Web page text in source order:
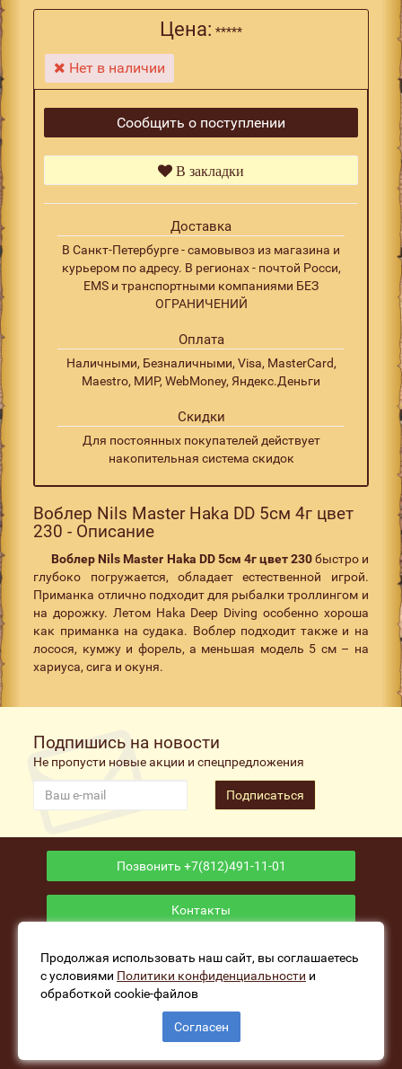
Цена: *****
Нет в наличии
Сообщить о поступлении
В закладки
Доставка
В Санкт-Петербурге - самовывоз из магазина и
курьером по адресу. В регионах - почтой Росси,
EMS и транспортными компаниями БЕЗ
ОГРАНИЧЕНИЙ
Оплата
Наличными, Безналичными, Visa, MasterCard,
Maestro, МИР, WebMoney, Яндекс.Деньги
Скидки
Для постоянных покупателей действует
накопительная система скидок
Воблер Nils Master Haka DD 5см 4г цвет
230 - Описание
Воблер Nils Master Haka DD5см 4г цвет 230быстро и
глубоко погружается, обладает естественной игрой.
Приманка отлично подходит для рыбалки троллингом и
на дорожку. Летом Haka Deep Diving особенно хороша
как приманка на судака. Воблер подходит также и на
лосося, кумжу и форель, а меньшая модель 5 см – на
хариуса, сига и окуня.
Подпишись на новости
Не пропусти новые акции и спецпредложения
Подписаться
Позвонить +7(812)491-11-01
Контакты
Приложение
www.fishers-house.ru - Рыболовный магазин Избушка
Рыбака © 2026
Продолжая использовать наш сайт, вы соглашаетесь
с условиями Политики конфиденциальности и
обработкой cookie-файлов
Согласен